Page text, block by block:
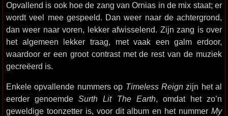
Opvallend is ook hoe de zang van Ornias in de mix staat; er
wordt veel mee gespeeld. Dan weer naar de achtergrond,
dan weer naar voren, lekker afwisselend. Zijn zang is over
het algemeen lekker traag, met vaak een galm erdoor,
waardoor er een groot contrast met de rest van de muziek
gecreëerd is.
Enkele opvallende nummers op Timeless Reignzijn het al
eerder genoemdeSurth Lit The Earth, omdat het zo’n
geweldige toonzetter is, voor dit album en het nummer My